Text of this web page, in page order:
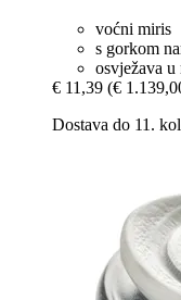
voćni miris
s gorkom
osvježava
€ 11,39 (€
Dostava do 11.